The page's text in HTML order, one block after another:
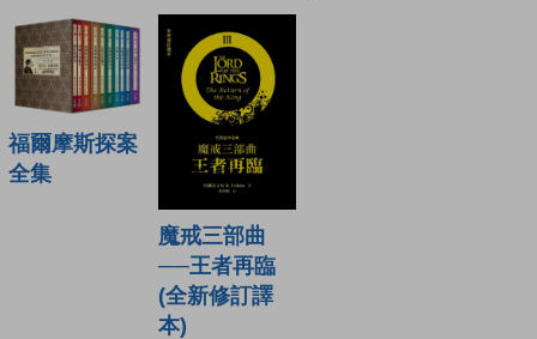
福爾摩斯探案
全集
魔戒三部曲
──王者再臨
(全新修訂譯
本)